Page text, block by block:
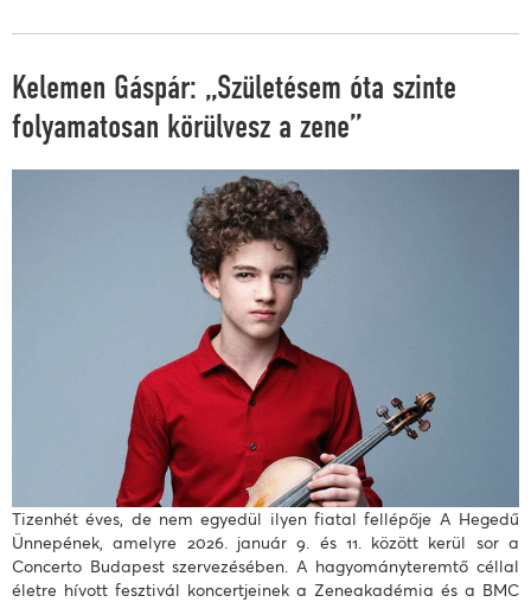
Kelemen Gáspár: „Születésem óta szinte
folyamatosan körülvesz a zene”
Tizenhét éves, de nem egyedül ilyen fiatal fellépője A Hegedű
Ünnepének, amelyre 2026. január 9. és 11. között kerül sor a
Concerto Budapest szervezésében. A hagyományteremtő céllal
életre hívott fesztivál koncertjeinek a Zeneakadémia és a BMC